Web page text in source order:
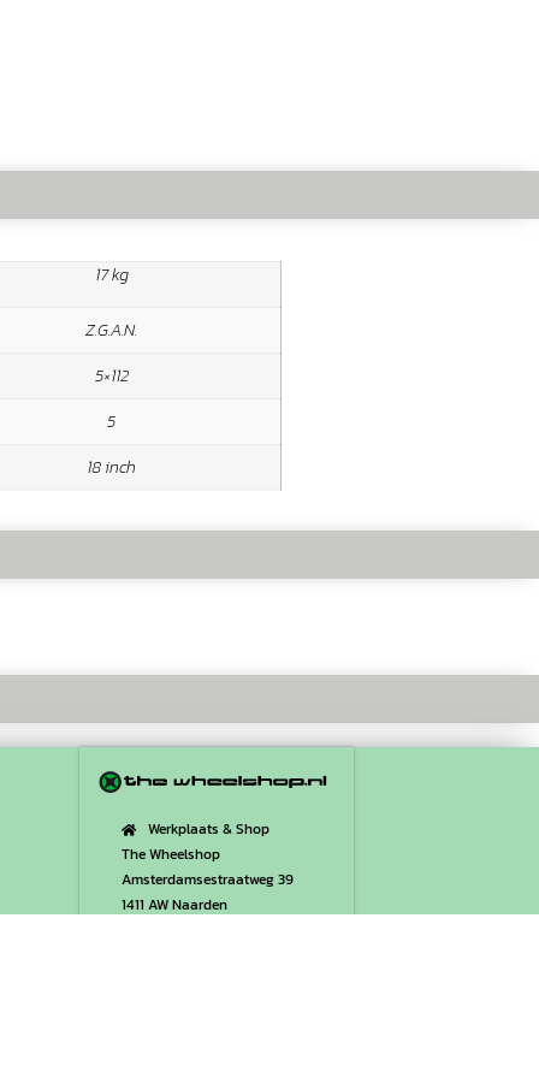
17 kg
Z.G.A.N.
5×112
5
18 inch
Werkplaats & Shop
The Wheelshop
Amsterdamsestraatweg 39
1411 AW Naarden